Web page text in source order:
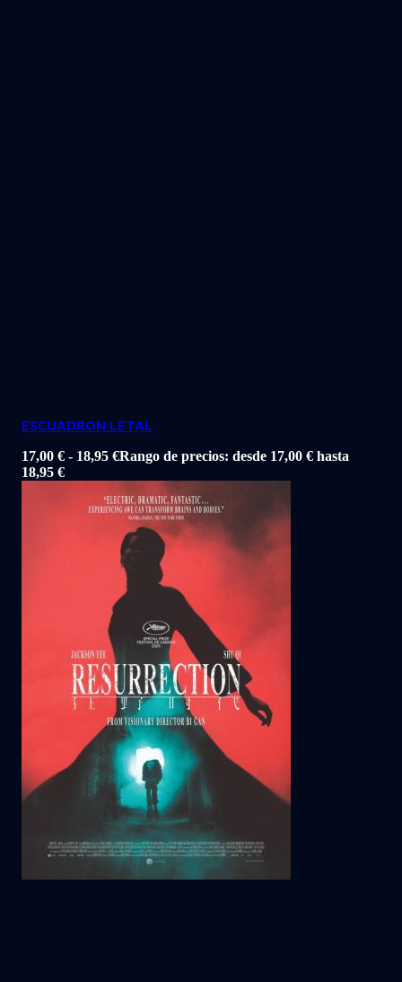
ESCUADRON LETAL
17,00 € - 18,95 €Rango de precios: desde 17,00 € hasta
18,95 €